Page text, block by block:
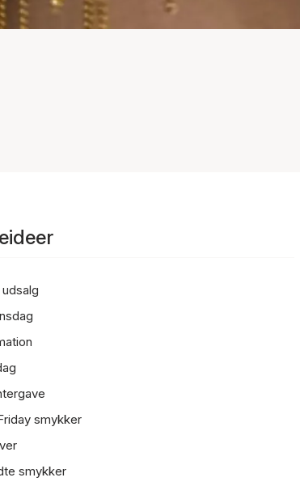
smykker
smykker